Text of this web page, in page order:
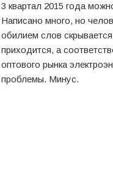
3 квартал 2015 года
Написано много, но
обилием слов
приходится, а
оптового рынка
проблемы. Минус.